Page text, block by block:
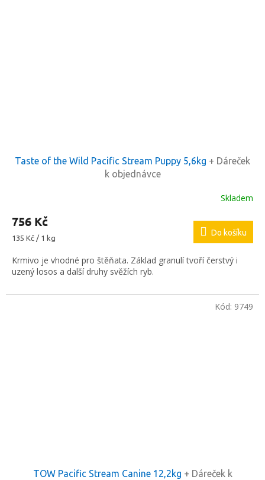
Taste of the Wild Pacific Stream Puppy 5,6kg + Dáreček
k objednávce
Skladem
756 Kč
Měrná
135 Kč / 1 kg
Do košíku
Krmivo je vhodné pro štěňata. Základ granulí tvoří čerstvý i
uzený losos a další druhy svěžích ryb.
TOW Pacific Stream Canine 12,2kg + Dáreček k
Kód: 9749